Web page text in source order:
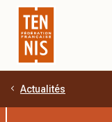
Aller au contenu
Actualités